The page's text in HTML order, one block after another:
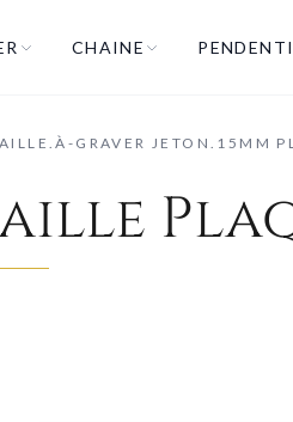
CHAINE
GRAVER JETON.15MM